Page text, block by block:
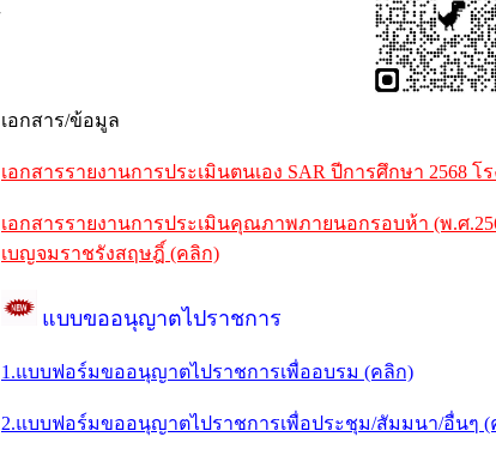
เอกสาร/ข้อมูล
เอกสารรายงานการประเมินตนเอง SAR ปีการศึกษา 2568
เอกสารรายงานการประเมินคุณภาพภายนอกรอบห้า (พ.ศ
เบญจมราชรังสฤษฎิ์ (คลิก)
แบบขออนุญาตไปราชการ
1.แบบฟอร์มขออนุญาตไปราชการเพื่ออบรม (คลิก)
2.แบบฟอร์มขออนุญาตไปราชการเพื่อประชุม/สัมมนา/อื่นๆ (